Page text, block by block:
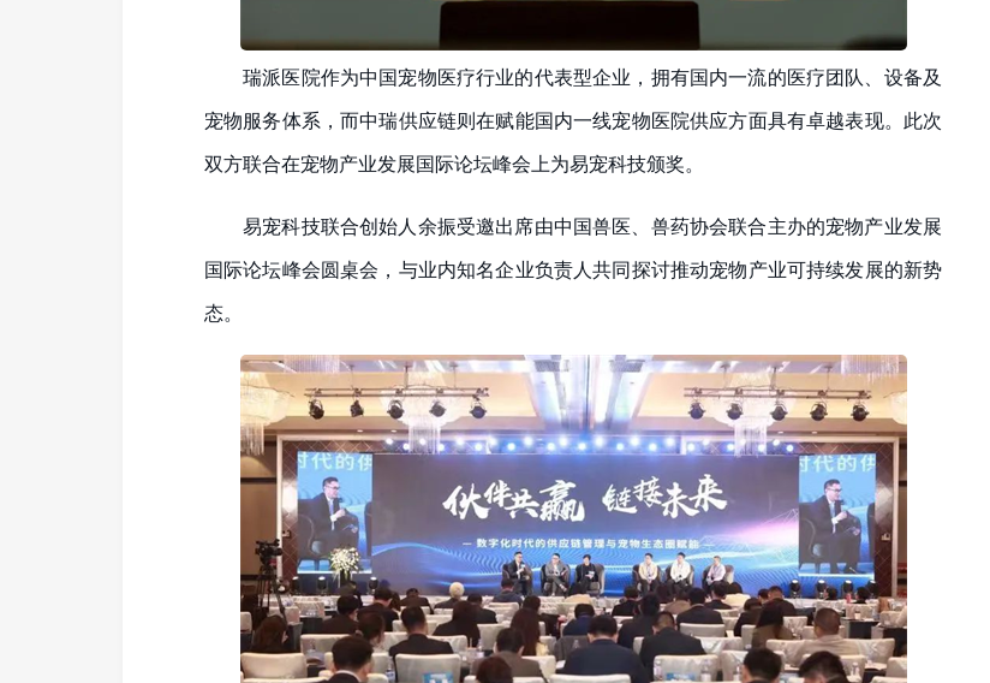
瑞派医院作为中国宠物医疗行业的代表型企业，拥有国内一流的医疗团队、设备及
宠物服务体系，而中瑞供应链则在赋能国内一线宠物医院供应方面具有卓越表现。此次
双方联合在宠物产业发展国际论坛峰会上为易宠科技颁奖。
易宠科技联合创始人余振受邀出席由中国兽医、兽药协会联合主办的宠物产业发展
国际论坛峰会圆桌会，与业内知名企业负责人共同探讨推动宠物产业可持续发展的新势
态。